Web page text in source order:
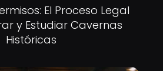
El Proceso Legal
y Estudiar Cavernas
Históricas